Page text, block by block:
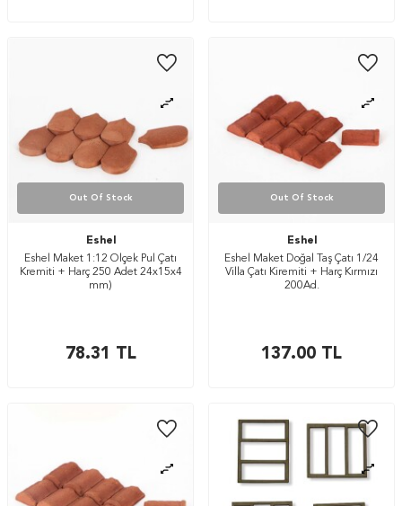
Out Of Stock
Eshel
Eshel Maket 1:12 Ölçek Pul Çatı
Kremiti + Harç 250 Adet 24x15x4
mm)
78.31 TL
Out Of Stock
Eshel
Eshel Maket Doğal Taş Çatı 1/24
Villa Çatı Kiremiti + Harç Kırmızı
200Ad.
137.00 TL